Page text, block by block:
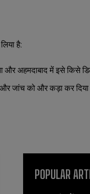
है:
अहमदाबाद में इसे किसे
और जांच को और कड़ा कर दिया
POPULAR